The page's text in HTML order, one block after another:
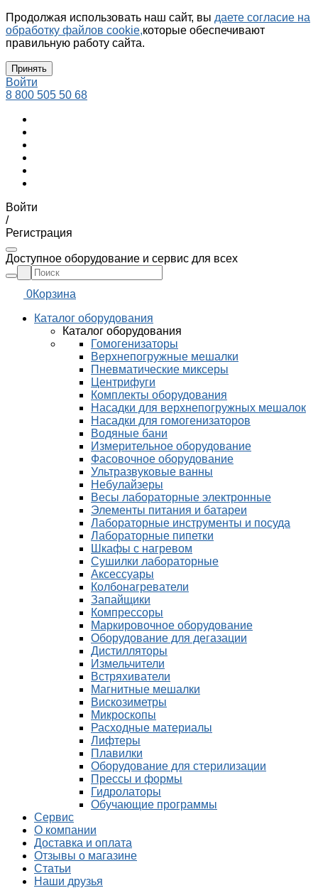
Продолжая использовать наш сайт, вы даете согласие на
обработку файлов cookie,которые обеспечивают
правильную работу сайта.
Принять
Войти
8 800 505 50 68
Войти
/
Регистрация
Доступное оборудование и сервис для всех
0Корзина
Каталог оборудования
Каталог оборудования
Гомогенизаторы
Верхнепогружные мешалки
Пневматические миксеры
Центрифуги
Комплекты оборудования
Насадки для верхнепогружных мешалок
Насадки для гомогенизаторов
Водяные бани
Измерительное оборудование
Фасовочное оборудование
Ультразвуковые ванны
Небулайзеры
Весы лабораторные электронные
Элементы питания и батареи
Лабораторные инструменты и посуда
Лабораторные пипетки
Шкафы с нагревом
Сушилки лабораторные
Аксессуары
Колбонагреватели
Запайщики
Компрессоры
Маркировочное оборудование
Оборудование для дегазации
Дистилляторы
Измельчители
Встряхиватели
Магнитные мешалки
Вискозиметры
Микроскопы
Расходные материалы
Лифтеры
Плавилки
Оборудование для стерилизации
Прессы и формы
Гидролаторы
Обучающие программы
Сервис
О компании
Доставка и оплата
Отзывы о магазине
Статьи
Наши друзья